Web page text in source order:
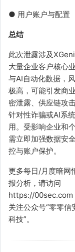
● 用户账户与配置
总结
此次泄露涉及
大量企业客户核心
与AI自动化数据，
极高，可能引发商
密泄露、供应链攻
针对性诈骗或AI系
用。受影响企业和
需立即加强数据安
控与账户保护。
更多每日/月度暗网
报分析，请访问
https://00sec.com
关注公众号“零零信
科技”。